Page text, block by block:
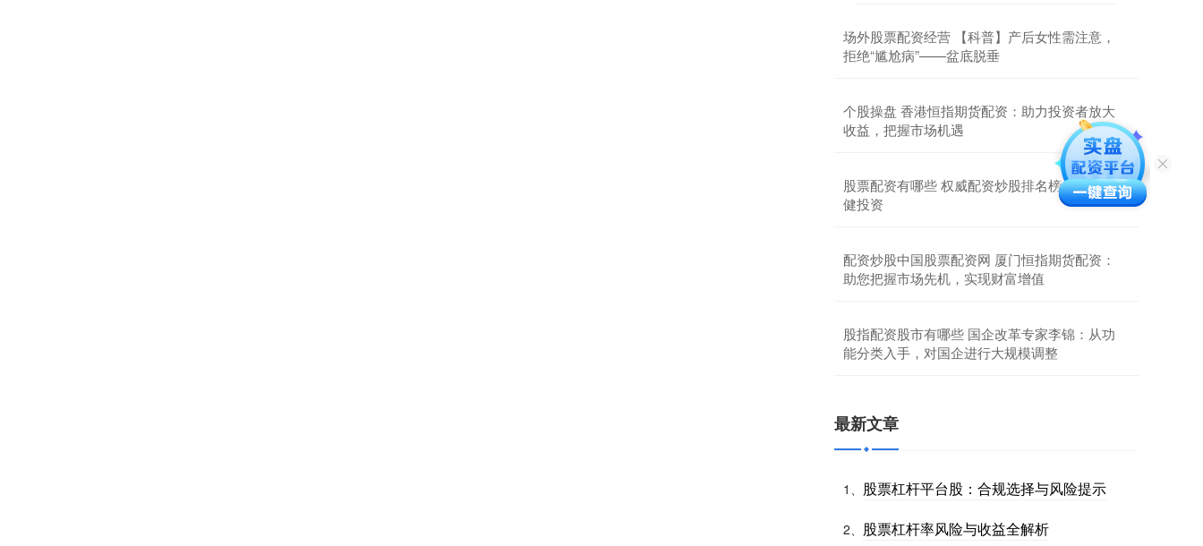
场外股票配资经营 【科普】产后女性需注意，
拒绝“尴尬病”——盆底脱垂
个股操盘 香港恒指期货配资：助力投资者放大
收益，把握市场机遇
股票配资有哪些 权威配资炒股排名榜，助你稳
健投资
配资炒股中国股票配资网 厦门恒指期货配资：
助您把握市场先机，实现财富增值
股指配资股市有哪些 国企改革专家李锦：从功
能分类入手，对国企进行大规模调整
最新文章
1、 股票杠杆平台股：合规选择与风险提示
2、 股票杠杆率风险与收益全解析